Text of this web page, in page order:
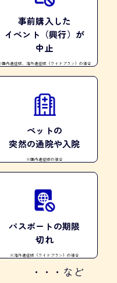
事前購入した
イベント（興行） が
中止
内遠征版、海外遠征版（ワイドプラン）の場合
ペットの
突然の通院や入院
※国内遠征版の場合
パスポートの期限
切れ
※海外遠征版（ワイドプラン）の場合
・・・など